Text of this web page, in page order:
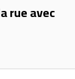
rue avec